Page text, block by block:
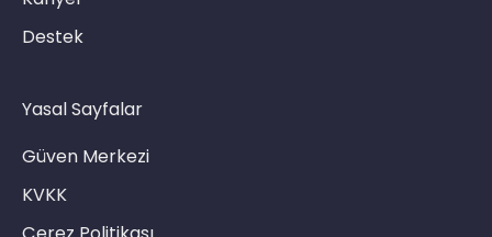
Destek
Yasal Sayfalar
Güven Merkezi
KVKK